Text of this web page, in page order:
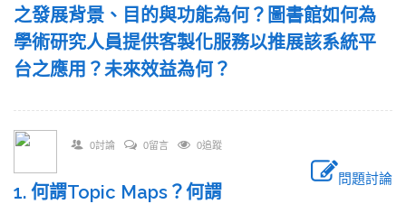
之發展背景、目的與功能為何？圖書館如何為
學術研究人員提供客製化服務以推展該系統平
台之應用？未來效益為何？
0討論 0留言 0追蹤
問題討論
1. 何謂Topic Maps？何謂